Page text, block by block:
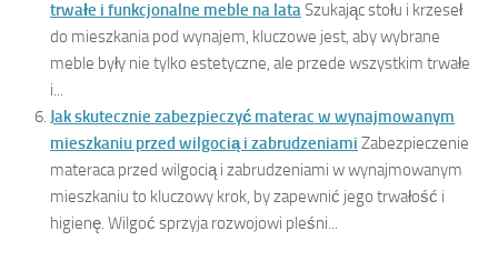
trwałe i funkcjonalne meble na lataSzukając stołu i krzeseł
do mieszkania pod wynajem, kluczowe jest, aby wybrane
meble były nie tylko estetyczne, ale przede wszystkim trwałe
i...
Jak skutecznie zabezpieczyć materac w wynajmowanym
mieszkaniu przed wilgocią i zabrudzeniami Zabezpieczenie
materaca przed wilgocią i zabrudzeniami w wynajmowanym
mieszkaniu to kluczowy krok, by zapewnić jego trwałość i
higienę. Wilgoć sprzyja rozwojowi pleśni...